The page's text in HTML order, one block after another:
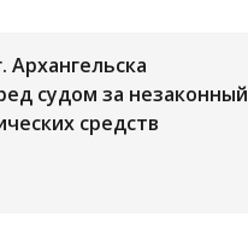
Архангельска
судом за незаконный
средств